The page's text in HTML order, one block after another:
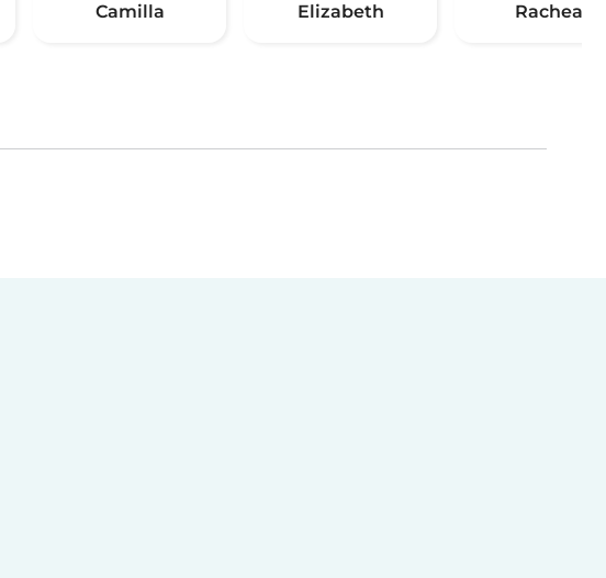
Camilla Elizabeth Racheal